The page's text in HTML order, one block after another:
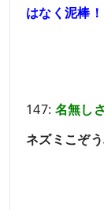
はなく泥棒！
147: 名無し
ネズミこぞ